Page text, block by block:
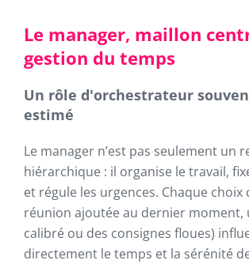
Le manager, maillon
gestion du temps
Un rôle d'orchestrateur
estimé
Le manager n’est pas seulement un
hiérarchique : il organise le travail,
et régule les urgences. Chaque choix
réunion ajoutée au dernier moment,
calibré ou des consignes floues)
directement le temps et la sérénité